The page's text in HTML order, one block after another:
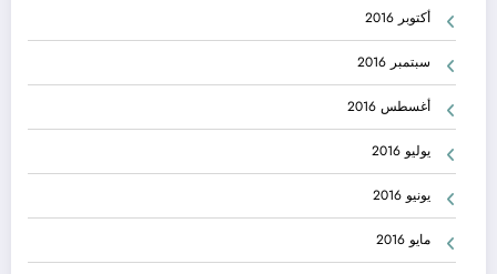
أكتوبر 2016
سبتمبر 2016
أغسطس 2016
يوليو 2016
يونيو 2016
مايو 2016